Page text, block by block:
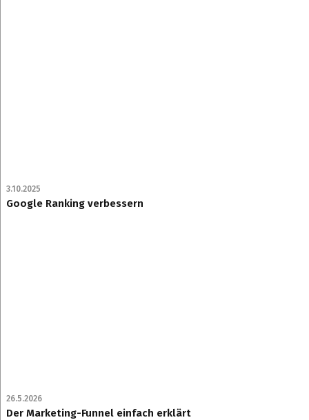
3.10.2025
Google Ranking verbessern
26.5.2026
Der Marketing-Funnel einfach erklärt